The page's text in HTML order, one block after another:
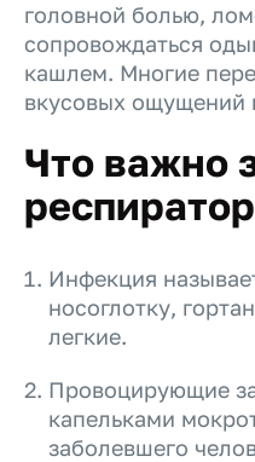
головной болью,
сопровождаться
кашлем. Многие
вкусовых ощущений
Что важно
Инфекция
носоглотку,
легкие.
Провоцирующие
капельками
заболевшего